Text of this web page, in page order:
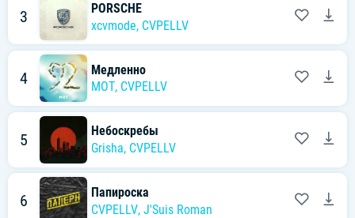
3
PORSCHE
xcvmode, CVPELLV
4
Медленно
MOT, CVPELLV
5
Небоскребы
Grisha, CVPELLV
6
Папироска
CVPELLV, J'Suis Roman